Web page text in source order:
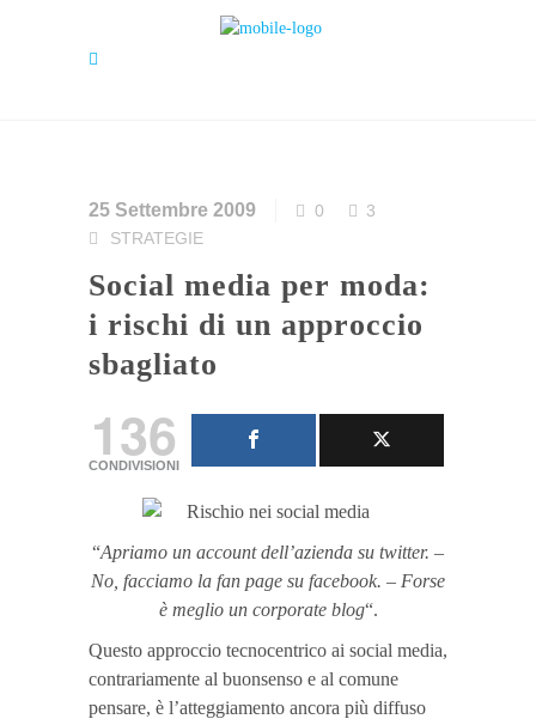
25 Settembre 2009 0
3
STRATEGIE
Social media per moda:
i rischi di un approccio
sbagliato
136
CONDIVISIONI
“Apriamo un account dell’azienda su twitter. –
No, facciamo la fan page su facebook. – Forse
è meglio un corporate blog“.
Questo approccio tecnocentrico ai social media,
contrariamente al buonsenso e al comune
pensare, è l’atteggiamento ancora più diffuso